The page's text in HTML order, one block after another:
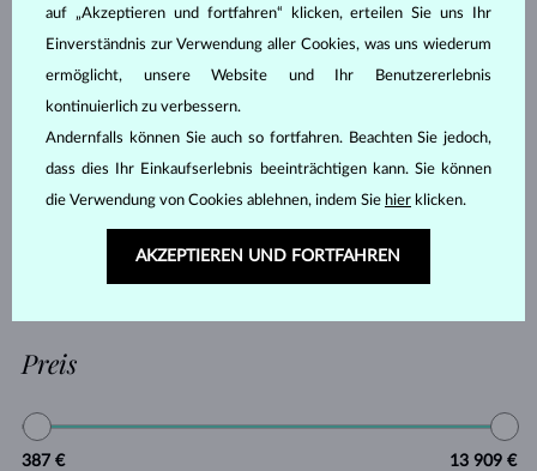
SAPHIR ROSA SMARAGD
RUBIN PERLE
AQUAMARIN AMETHYST VIOLETT
ROSA TURMALIN GRÜNER TURMALIN
Preis
387 € 13 909 €
auf „Akzeptieren und fortfahren“ klicken, erteilen Sie uns Ihr
Einverständnis zur Verwendung aller Cookies, was uns wiederum
ermöglicht, unsere Website und Ihr Benutzererlebnis
kontinuierlich zu verbessern.
Andernfalls können Sie auch so fortfahren. Beachten Sie jedoch,
dass dies Ihr Einkaufserlebnis beeinträchtigen kann. Sie können
die Verwendung von Cookies ablehnen, indem Sie hier klicken.
AKZEPTIEREN UND FORTFAHREN